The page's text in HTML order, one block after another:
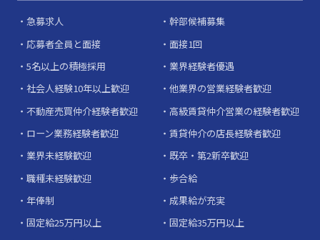
急募求人
幹部候補募集
応募者全員と面接
面接1回
5名以上の積極採用
業界経験者優遇
社会人経験10年以上歓迎
他業界の営業経験者歓迎
不動産売買仲介経験者歓迎
高級賃貸仲介営業の経験者歓迎
ローン業務経験者歓迎
賃貸仲介の店長経験者歓迎
業界未経験歓迎
既卒・第2新卒歓迎
職種未経験歓迎
歩合給
年俸制
成果給が充実
固定給25万円以上
固定給35万円以上